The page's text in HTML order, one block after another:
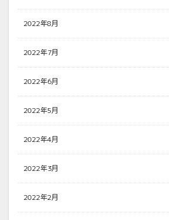
2022年8月
2022年7月
2022年6月
2022年5月
2022年4月
2022年3月
2022年2月